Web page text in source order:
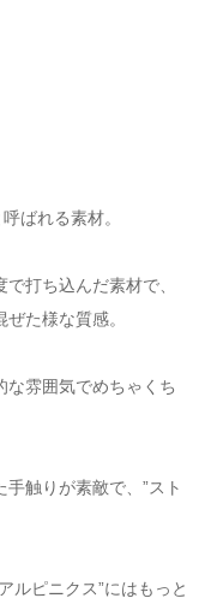
ばれる素材。
打ち込んだ素材で、
た様な質感。
な雰囲気でめちゃくち
触りが素敵で、”スト
ルピニクス”にはもっと